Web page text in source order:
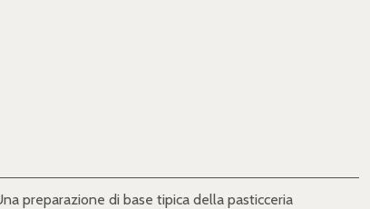
preparazione di base tipica della pasticceria